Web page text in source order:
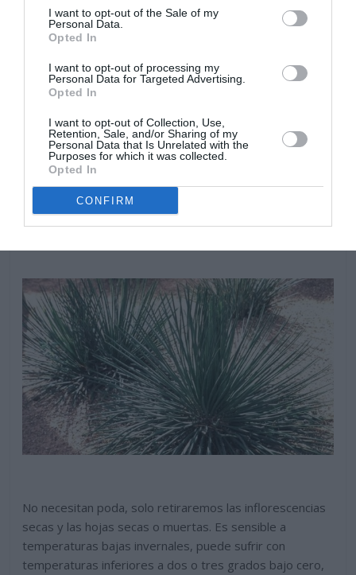
I want to opt-out of the Sale of my
Personal Data.
Opted In
I want to opt-out of processing my
Personal Data for Targeted Advertising.
Opted In
I want to opt-out of Collection, Use,
Retention, Sale, and/or Sharing of my
Personal Data that Is Unrelated with the
Purposes for which it was collected.
Opted In
CONFIRM
verano. En otoño con la bajada de las temperaturas,
distanciar mas la frecuencia de riegos, y disminuir la
durante el invierno. Debemos asegurarnos que los
ejemplares cultivados en macetas, drenen
perfectamente, no es recomendable colocar platos a
sus pies, que pueden recoger el agua de riego y
ocasionar pudriciones. Resisten periodos de sequía,
especialmente las planta adultas bien enraizadas.
No necesitan poda, solo retiraremos las inflorescencias
secas y las hojas secas o muertas. Es sensible a
temperaturas bajas invernales, puede sufrir con
temperaturas inferiores a dos o tres grados bajo cero,